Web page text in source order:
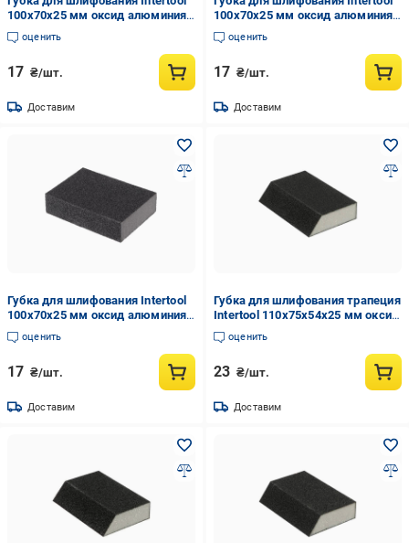
100х70х25 мм оксид алюминия
К60 (HT-0906)
оценить
17 ₴/шт.
Доставим
100х70х25 мм оксид алюминия
К180 (HT-0918)
оценить
17 ₴/шт.
Доставим
Губка для шлифования Intertool
100х70х25 мм оксид алюминия
К80 (HT-0908)
оценить
17 ₴/шт.
Доставим
Губка для шлифования трапеция
Intertool 110х75х54х25 мм оксид
алюминия K240 (HT-0824)
оценить
23 ₴/шт.
Доставим